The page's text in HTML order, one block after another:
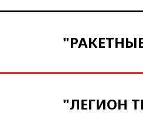
"ЛЕГИОН